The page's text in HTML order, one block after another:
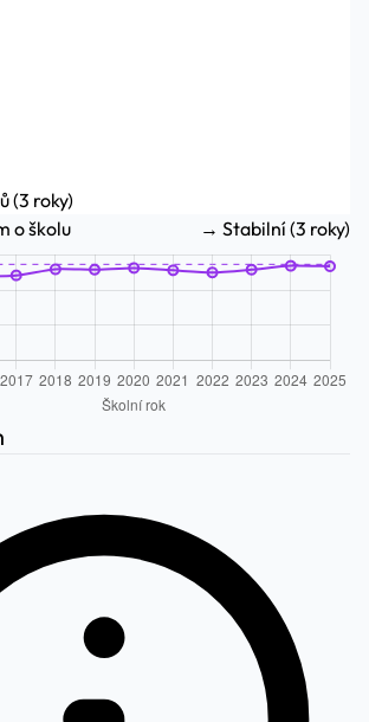
(3 roky)
o školu
→ Stabilní (3 roky)